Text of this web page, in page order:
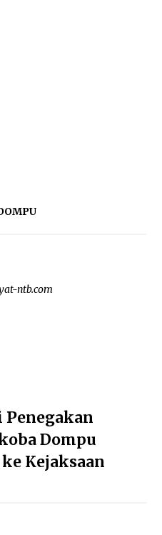
ntb.com
Penegakan
Dompu
Kejaksaan